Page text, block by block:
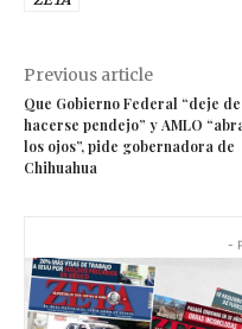
ZETA
Previous article
Que Gobierno Federal “deje de
hacerse pendejo” y AMLO
los ojos”, pide gobernadora de
Chihuahua
-